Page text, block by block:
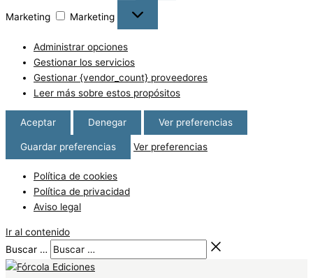
Marketing Marketing
Administrar opciones
Gestionar los servicios
Gestionar {vendor_count} proveedores
Leer más sobre estos propósitos
Aceptar Denegar Ver preferencias
Guardar preferencias Ver preferencias
Política de cookies
Política de privacidad
Aviso legal
Ir al contenido
Buscar …